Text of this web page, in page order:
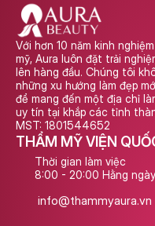
Với hơn 10 năm kinh
mỹ, Aura luôn đặt trải
lên hàng đầu. Chúng tôi
những xu hướng làm đẹp
để mang đến một địa chỉ
uy tín tại khắp các tỉnh
MST: 1801544652
THẨM MỸ VIỆN
Thời gian làm việc
8:00 - 20:00 Hằng ngày
info@thammyaura.vn